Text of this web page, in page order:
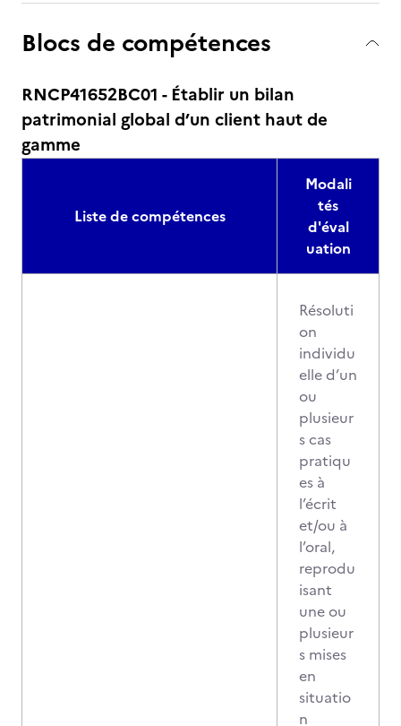
Blocs de compétences
RNCP41652BC01 - Établir un bilan
patrimonial global d’un client haut de
gamme
Liste de compétences
Modali
tés
d'éval
uation
Résoluti
on
individu
elle d’un
ou
plusieur
s cas
pratiqu
es à
l’écrit
et/ou à
l’oral,
reprodu
isant
une ou
plusieur
s mises
en
situatio
n